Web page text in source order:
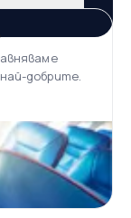
добрите.